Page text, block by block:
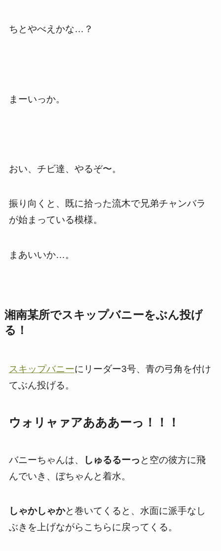
ちとやべえかな…？
まーいっか。
おい、チビ達、やるぞ〜。
振り向くと、既に拾った流木で兄弟チャンバラ
が始まっている模様。
まあいいか…。
湘南某所でスキップバニーをぶん投げ
る！
スキップバニーにリーダー3号、青の弓角を付け
てぶん投げる。
ウォリャァアあああーっ！！！
バニーちゃんは、 しゅるるーっ と空の彼方に飛
んでいき、ぼちゃんと着水。
しゃかしゃかと巻いてくると、水面に派手なし
ぶきを上げながらこちらに戻ってくる。